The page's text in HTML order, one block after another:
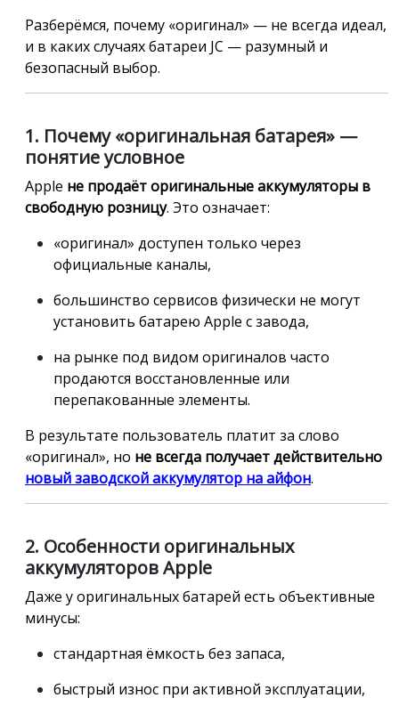
Разберёмся, почему «оригинал» — не всегда идеал,
и в каких случаях батареи JC — разумный и
безопасный выбор.
1. Почему «оригинальная батарея» —
понятие условное
Apple не продаёт оригинальные аккумуляторы в
свободную розницу. Это означает:
«оригинал» доступен только через
официальные каналы,
большинство сервисов физически не могут
установить батарею Apple с завода,
на рынке под видом оригиналов часто
продаются восстановленные или
перепакованные элементы.
В результате пользователь платит за слово
«оригинал», но не всегда получает действительно
новый заводской аккумулятор на айфон.
2. Особенности оригинальных
аккумуляторов Apple
Даже у оригинальных батарей есть объективные
минусы:
стандартная ёмкость без запаса,
быстрый износ при активной эксплуатации,